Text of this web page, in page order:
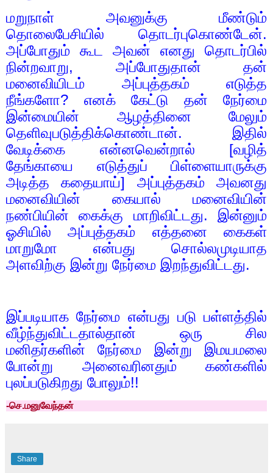
மறுநாள் அவனுக்கு மீண்டும்
தொலைபேசியில் தொடர்புகொண்டேன்.
அப்போதும் கூட அவன் எனது தொடர்பில்
நின்றவாறு, அப்போதுதான் தன்
மனைவியிடம் அப்புத்தகம் எடுத்த
நீங்களோ? எனக் கேட்டு தன் நேர்மை
இன்மையின் ஆழத்தினை மேலும்
தெளிவுபடுத்திக்கொண்டான். இதில்
வேடிக்கை என்னவென்றால் [வழித்
தேங்காயை எடுத்துப் பிள்ளையாருக்கு
அடித்த கதையாய்] அப்புத்தகம் அவனது
மனைவியின் கையால் மனைவியின்
நண்பியின் கைக்கு மாறிவிட்டது. இன்னும்
ஓசியில் அப்புத்தகம் எத்தனை கைகள்
மாறுமோ என்பது சொல்லமுடியாத
அளவிற்கு இன்று நேர்மை இறந்துவிட்டது.
இப்படியாக நேர்மை என்பது படு பள்ளத்தில்
வீழ்ந்துவிட்டதால்தான் ஒரு சில
மனிதர்களின் நேர்மை இன்று இமயமலை
போன்று அனைவரினதும் கண்களில்
புலப்படுகிறது போலும்!!
-செ.மனுவேந்தன்
Share